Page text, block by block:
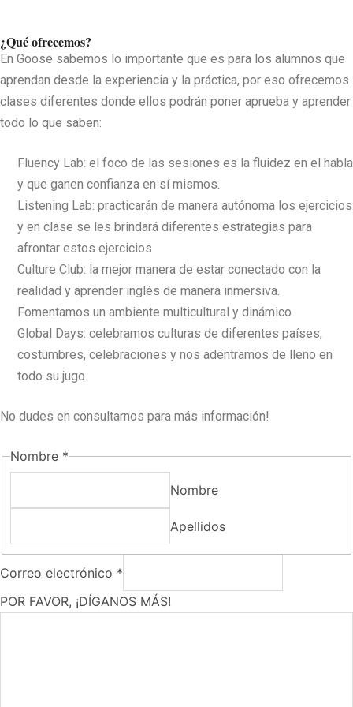
¿Qué ofrecemos?
En Goose sabemos lo importante que es para los alumnos que
aprendan desde la experiencia y la práctica, por eso ofrecemos
clases diferentes donde ellos podrán poner aprueba y aprender
todo lo que saben:
Fluency Lab: el foco de las sesiones es la fluidez en el habla
y que ganen confianza en sí mismos.
Listening Lab: practicarán de manera autónoma los ejercicios
y en clase se les brindará diferentes estrategias para
afrontar estos ejercicios
Culture Club: la mejor manera de estar conectado con la
realidad y aprender inglés de manera inmersiva.
Fomentamos un ambiente multicultural y dinámico
Global Days: celebramos culturas de diferentes países,
costumbres, celebraciones y nos adentramos de lleno en
todo su jugo.
No dudes en consultarnos para más información!
Nombre *
Nombre
Apellidos
Correo electrónico *
POR FAVOR, ¡DÍGANOS MÁS!